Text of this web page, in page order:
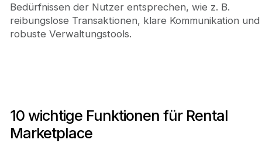
Bedürfnissen der Nutzer entsprechen, wie z. B.
reibungslose Transaktionen, klare Kommunikation und
robuste Verwaltungstools.
10 wichtige Funktionen für Rental
Marketplace